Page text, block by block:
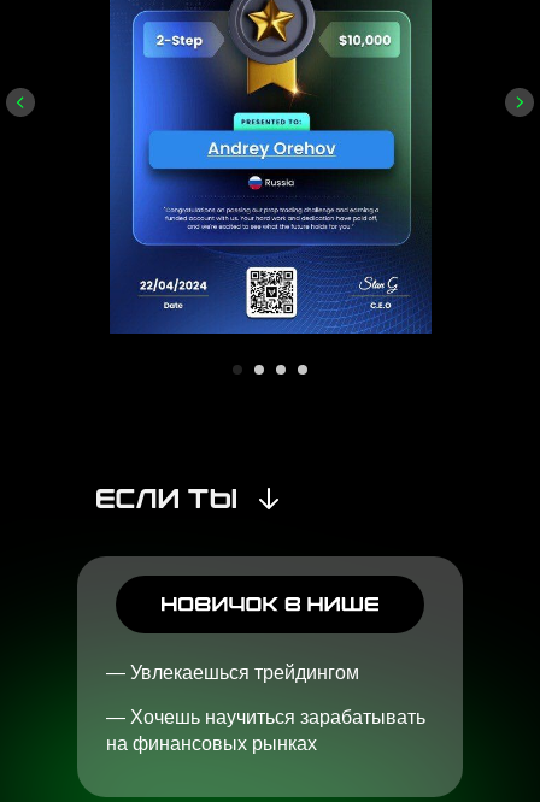
— Увлекаешься трейдингом
— Хочешь научиться зарабатывать
на финансовых рынках